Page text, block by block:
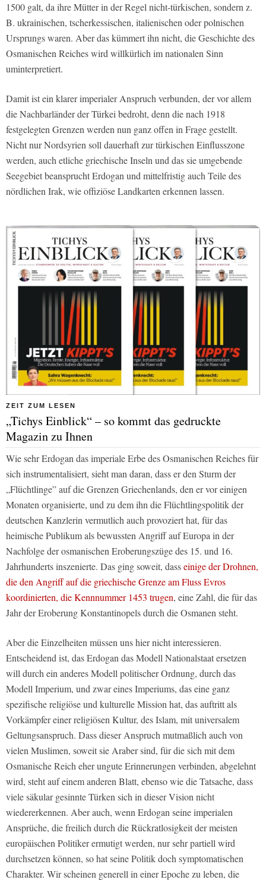
1500 galt, da ihre Mütter in der Regel nicht-türkischen, sondern z.
B. ukrainischen, tscherkessischen, italienischen oder polnischen
Ursprungs waren. Aber das kümmert ihn nicht, die Geschichte des
Osmanischen Reiches wird willkürlich im nationalen Sinn
uminterpretiert.
Damit ist ein klarer imperialer Anspruch verbunden, der vor allem
die Nachbarländer der Türkei bedroht, denn die nach 1918
festgelegten Grenzen werden nun ganz offen in Frage gestellt.
Nicht nur Nordsyrien soll dauerhaft zur türkischen Einflusszone
werden, auch etliche griechische Inseln und das sie umgebende
Seegebiet beansprucht Erdogan und mittelfristig auch Teile des
nördlichen Irak, wie offiziöse Landkarten erkennen lassen.
ZEIT ZUM LESEN
„Tichys Einblick“ – so kommt das gedruckte
Magazin zu Ihnen
Wie sehr Erdogan das imperiale Erbe des Osmanischen Reiches für
sich instrumentalisiert, sieht man daran, dass er den Sturm der
„Flüchtlinge” auf die Grenzen Griechenlands, den er vor einigen
Monaten organisierte, und zu dem ihn die Flüchtlingspolitik der
deutschen Kanzlerin vermutlich auch provoziert hat, für das
heimische Publikum als bewussten Angriff auf Europa in der
Nachfolge der osmanischen Eroberungszüge des 15. und 16.
Jahrhunderts inszenierte. Das ging soweit, dasseinige der Drohnen,
die den Angriff auf die griechische Grenze am Fluss Evros
koordinierten, die Kennnummer 1453 trugen, eine Zahl, die für das
Jahr der Eroberung Konstantinopels durch die Osmanen steht.
Aber die Einzelheiten müssen uns hier nicht interessieren.
Entscheidend ist, das Erdogan das Modell Nationalstaat ersetzen
will durch ein anderes Modell politischer Ordnung, durch das
Modell Imperium, und zwar eines Imperiums, das eine ganz
spezifische religiöse und kulturelle Mission hat, das auftritt als
Vorkämpfer einer religiösen Kultur, des Islam, mit universalem
Geltungsanspruch. Dass dieser Anspruch mutmaßlich auch von
vielen Muslimen, soweit sie Araber sind, für die sich mit dem
Osmanische Reich eher ungute Erinnerungen verbinden, abgelehnt
wird, steht auf einem anderen Blatt, ebenso wie die Tatsache, dass
viele säkular gesinnte Türken sich in dieser Vision nicht
wiedererkennen. Aber auch, wenn Erdogan seine imperialen
Ansprüche, die freilich durch die Rückratlosigkeit der meisten
europäischen Politiker ermutigt werden, nur sehr partiell wird
durchsetzen können, so hat seine Politik doch symptomatischen
Charakter. Wir scheinen generell in einer Epoche zu leben, die